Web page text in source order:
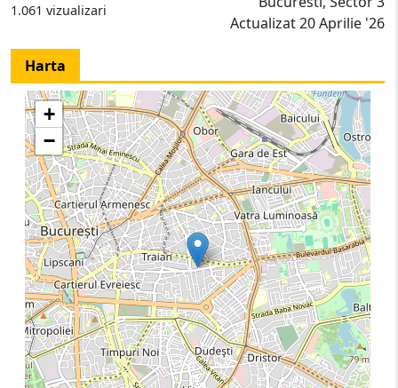
1.061 vizualizari
Actualizat 20 Aprilie '26
Harta
+
−